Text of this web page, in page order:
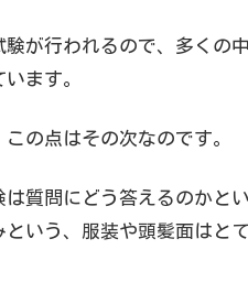
験が行われるので、多くの
ます。
この点はその次なのです。
は質問にどう答えるのかと
という、服装や頭髪面はと